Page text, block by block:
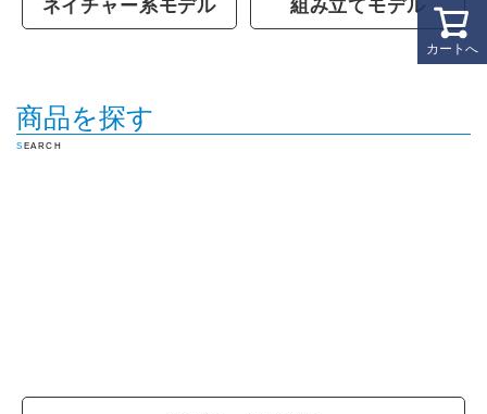
カートへ
ネイチャー系モデル 組み立てモデル
商品を探す
SEARCH